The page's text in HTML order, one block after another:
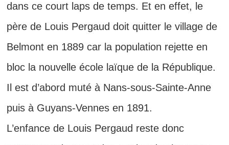
dans ce court laps de temps. Et en effet, le
père de Louis Pergaud doit quitter le village de
Belmont en 1889 car la population rejette en
bloc la nouvelle école laïque de la République.
Il est d’abord muté à Nans-sous-Sainte-Anne
puis à Guyans-Vennes en 1891.
L’enfance de Louis Pergaud reste donc